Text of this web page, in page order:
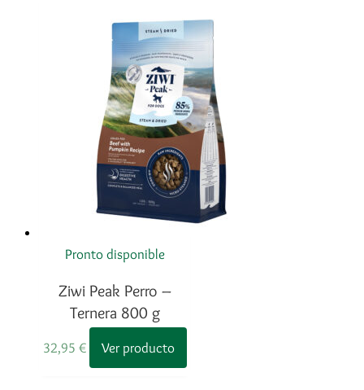
Pronto disponible
Ziwi Peak Perro –
Ternera 800 g
32,95 € Ver producto